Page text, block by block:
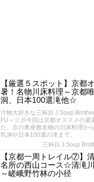
【厳選５スポット】京都
暑！名物川床料理～京都
洞、日本100選滝他☆
汁物大好きな三杯目 J Soup
FU～☆彡今回は京都オススメの避
た。京の奥座敷名物の川床料理か
乳洞や日本100選の滝まで。
三杯目 J Soup
【京都一周トレイル⑦】
名所の西山コース☆清滝
～嵯峨野竹林の小径